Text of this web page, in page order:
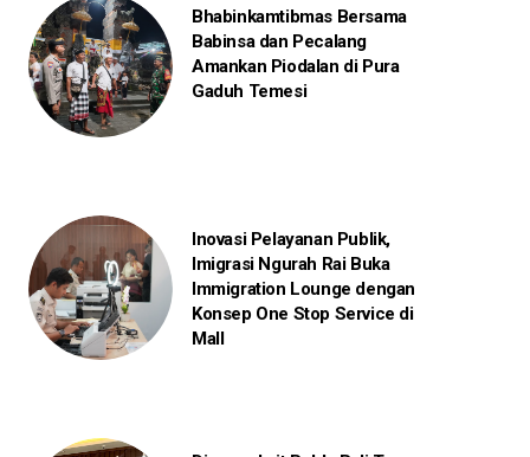
Bhabinkamtibmas Bersama
Babinsa dan Pecalang
Amankan Piodalan di Pura
Gaduh Temesi
Inovasi Pelayanan Publik,
Imigrasi Ngurah Rai Buka
Immigration Lounge dengan
Konsep One Stop Service di
Mall